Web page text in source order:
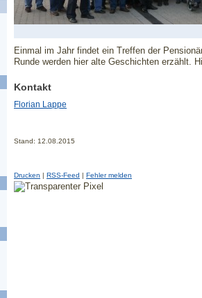
Einmal im Jahr findet ein Treffen der
Runde werden hier alte Geschichten erzählt.
Kontakt
Florian Lappe
Stand: 12.08.2015
Drucken | RSS-Feed | Fehler melden